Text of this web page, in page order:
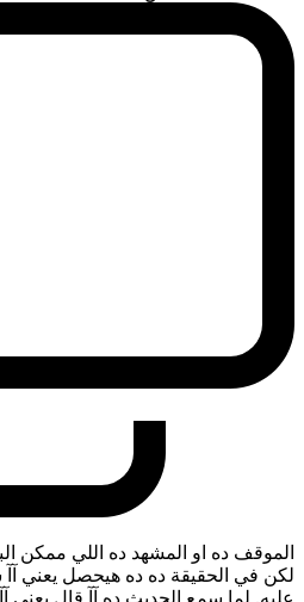
الموقف ده او المشهد ده اللي ممكن
لكن في الحقيقة ده ده هيحصل يعني آآ
عليه. لما سمع الحديث ده آآ قال يعني